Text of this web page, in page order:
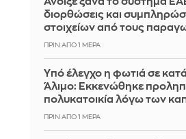
διορθώσεις και
στοιχείων από τους
ΠΡΙΝ ΑΠΌ 1 ΜΈΡΑ
Yπό έλεγχο η φωτιά σε
Άλιμο: Εκκενώθηκε
πολυκατοικία λόγω των
ΠΡΙΝ ΑΠΌ 1 ΜΈΡΑ